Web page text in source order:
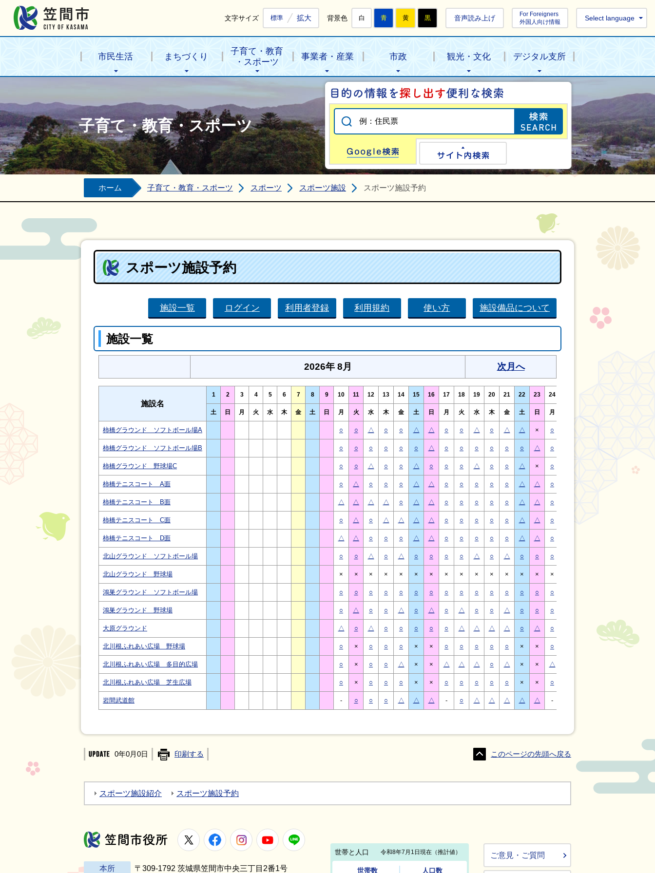
文字サイズ 標準 拡大 背景色 白 青 黄 黒 音声読み上げ
For Foreigners
外国人向け情報
Select language
市民生活 まちづくり
子育て・教育
・スポーツ
事業者・産業 市政 観光・文化 デジタル支所
子育て・教育・スポーツ
目的の情報を探
Google検索
ホーム 子育て・教育・スポーツ スポーツ スポーツ施設 スポーツ施設予約
スポーツ施設予約
施設一覧 ログイン 利用者登録 利用規約 使い方 施設備品について
施設一覧
2026年 8月 次月へ
施設名
1 2 3 4 5 6 7 8 9 10 11 12 13 14 15 16 17 18 19 20 21 22 23 24
土 日 月 火 水 木 金 土 日 月 火 水 木 金 土 日 月 火 水 木 金 土 日 月
柿橋グラウンド ソフトボール場A ○ ○ △ ○ ○ △ △ ○ ○ △ ○ △ △ × ○
柿橋グラウンド ソフトボール場B ○ ○ ○ ○ ○ ○ △ ○ ○ ○ ○ ○ ○ △ ○ ○
柿橋グラウンド 野球場C ○ ○ △ ○ ○ △ ○ ○ ○ △ ○ ○ △ × ○
柿橋テニスコート A面 ○ △ ○ ○ ○ △ △ ○ ○ ○ ○ ○ △ △ ○
柿橋テニスコート B面 △ △ △ △ ○ △ △ ○ ○ ○ ○ ○ △ △ ○
柿橋テニスコート C面 ○ △ ○ △ △ △ △ ○ ○ ○ ○ ○ △ △ ○
柿橋テニスコート D面 △ △ ○ ○ ○ △ △ ○ ○ ○ ○ ○ △ △ ○
北山グラウンド ソフトボール場 ○ ○ △ ○ △ ○ ○ ○ ○ △ ○ △ ○ ○ ○
北山グラウンド 野球場 × × × × × × × × × × × × × × ×
鴻巣グラウンド ソフトボール場 ○ ○ ○ ○ ○ ○ ○ ○ ○ ○ ○ ○ ○ ○ ○
鴻巣グラウンド 野球場 ○ △ ○ ○ △ ○ △ ○ △ ○ ○ △ ○ ○ ○
大原グラウンド △ ○ △ ○ ○ ○ ○ ○ △ △ △ △ ○ △ ○ △ △ ○
北川根ふれあい広場 野球場 ○ × ○ ○ ○ × × ○ ○ ○ ○ ○ × × ○ ×
北川根ふれあい広場 多目的広場 ○ × ○ ○ △ × × △ △ △ ○ △ × × △
北川根ふれあい広場 芝生広場 ○ × ○ ○ ○ × × ○ ○ ○ ○ ○ × × ○
岩間武道館 - ○ ○ ○ △ △ △ - ○ △ △ △ △ △ -
0年0月0日 印刷する このページの先頭へ戻る
スポーツ施設紹介 スポーツ施設予約
笠間市役所
X FacebookInstagramYoutube
本所 〒309-1792 茨城県笠間市中央三丁目2番1号
ご意見・ご質問